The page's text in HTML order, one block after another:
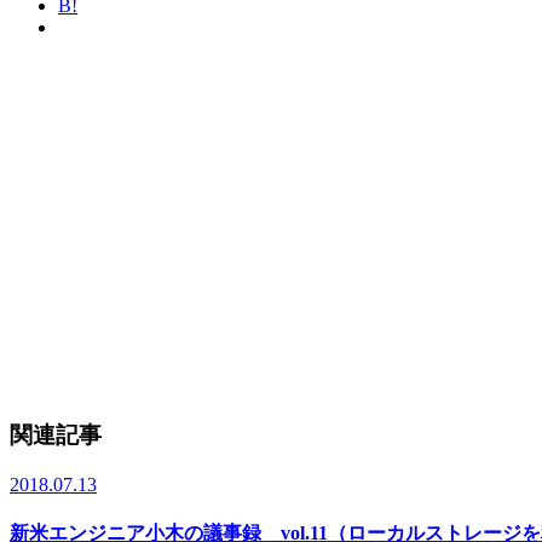
B!
関連記事
2018.07.13
新米エンジニア小木の議事録 vol.11（ローカルストレージを